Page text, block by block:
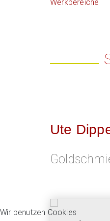
Werkbereiche
Ute
Wir benutzen Cookies